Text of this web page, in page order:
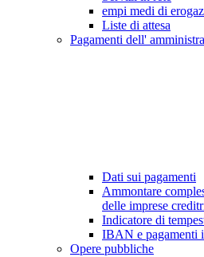
empi medi di
Liste di attesa
Pagamenti dell'
Dati sui pagamenti
Ammontare
delle imprese
Indicatore di
IBAN e pagamenti
Opere pubbliche